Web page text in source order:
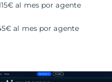
al mes por agente
al mes por agente